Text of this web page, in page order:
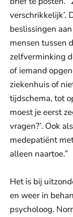
verschrikkelijk’.
beslissingen
mensen tussen
zelfverminking
of iemand
ziekenhuis of
tijdschema, tot
moest je eerst
vragen?’. Ook
medepatiënt
alleen naartoe.”
Het is bij
en weer in
psycholoog.